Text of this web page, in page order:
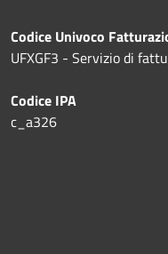
Codice Univoco
UFXGF3 - Servizio di
Codice IPA
c_a326